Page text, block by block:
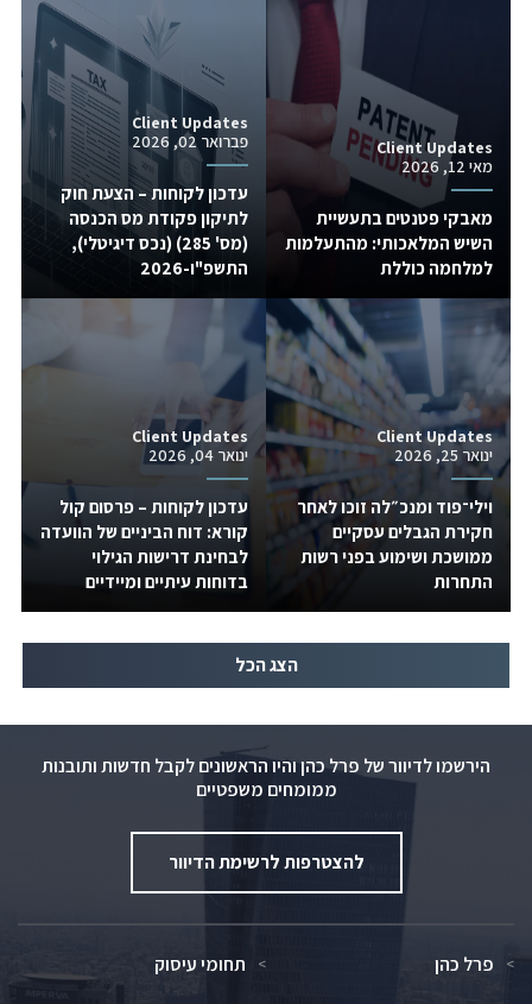
מאבקי פטנטים בתעשיית
השיש המלאכותי: מהתעלמות
למלחמה כוללת
Client Updates
מאי 12, 2026
עדכון לקוחות – הצעת חוק
לתיקון פקודת מס הכנסה
(מס' 285) (נכס דיגיטלי),
התשפ"ו-2026
Client Updates
פברואר 02, 2026
וילי־פוד ומנכ״לה זוכו לאחר
חקירת הגבלים עסקיים
ממושכת ושימוע בפני רשות
התחרות
Client Updates
ינואר 25, 2026
עדכון לקוחות – פרסום קול
קורא: דוח הביניים של הוועדה
לבחינת דרישות הגילוי
בדוחות עיתיים ומיידיים
Client Updates
ינואר 04, 2026
הצג הכל
הירשמו לדיוור של פרל כהן והיו הראשונים לקבל חדשות ותובנות
ממומחים משפטיים
להצטרפות לרשימת הדיוור
פרל כהן תחומי עיסוק